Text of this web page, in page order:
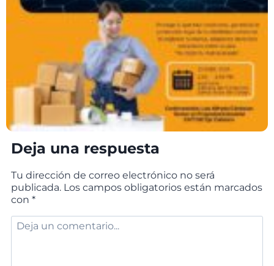
Deja una respuesta
Tu dirección de correo electrónico no será
publicada. Los campos obligatorios están marcados
con *